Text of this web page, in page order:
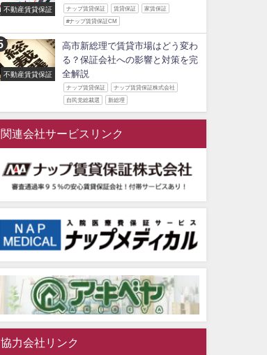
不動産賃貸保証 ナップ賃貸保証 賃貸保証 家賃保証
#ナップ賃貸保証CM
不動産賃貸保証
高市新総理で賃貸市場はどう変わ
る？保証会社への影響と対策を完
全解説
ナップ賃貸保証 ナップ賃貸保証株式会社
自民党総裁選 新総理
関連会社サービスリンク
協力会社リンク